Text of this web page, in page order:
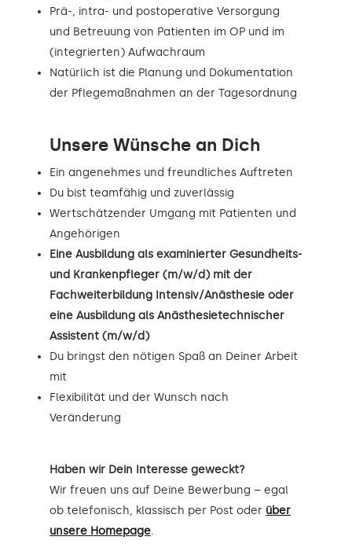
Prä-, intra- und postoperative Versorgung
und Betreuung von Patienten im OP und im
(integrierten) Aufwachraum
Natürlich ist die Planung und Dokumentation
der Pflegemaßnahmen an der Tagesordnung
Unsere Wünsche an Dich
Ein angenehmes und freundliches Auftreten
Du bist teamfähig und zuverlässig
Wertschätzender Umgang mit Patienten und
Angehörigen
Eine Ausbildung als examinierter Gesundheits-
und Krankenpfleger (m/w/d) mit der
Fachweiterbildung Intensiv/Anästhesie oder
eine Ausbildung als Anästhesietechnischer
Assistent (m/w/d)
Du bringst den nötigen Spaß an Deiner Arbeit
mit
Flexibilität und der Wunsch nach
Veränderung
Haben wir Dein Interesse geweckt?
Wir freuen uns auf Deine Bewerbung – egal
ob telefonisch, klassisch per Post oder über
unsere Homepage.